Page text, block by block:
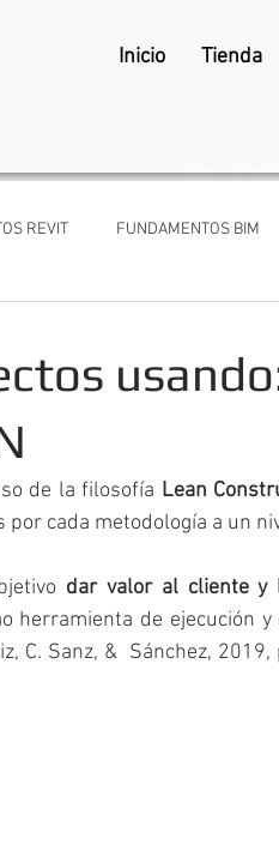
Inicio Tienda
REVIT FUNDAMENTOS BIM
de la filosofía Lean
por cada metodología a un
dar valor al cliente y
herramienta de ejecución y
C. Sanz, &  Sánchez, 2019,